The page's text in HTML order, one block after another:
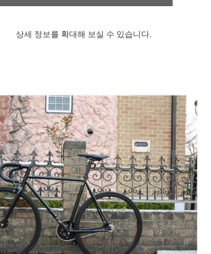
상세 정보를 확대해 보실 수 있습니다.